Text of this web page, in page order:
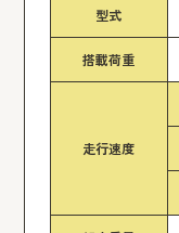
型式
搭載荷重
走行速度